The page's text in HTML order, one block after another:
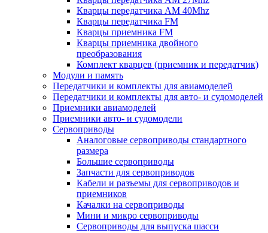
Кварцы передатчика AM 40Mhz
Кварцы передатчика FM
Кварцы приемника FM
Кварцы приемника двойного
преобразования
Комплект кварцев (приемник и передатчик)
Модули и память
Передатчики и комплекты для авиамоделей
Передатчики и комплекты для авто- и судомоделей
Приемники авиамоделей
Приемники авто- и судомодели
Сервоприводы
Аналоговые сервоприводы стандартного
размера
Большие сервоприводы
Запчасти для сервоприводов
Кабели и разъемы для сервоприводов и
приемников
Качалки на сервоприводы
Мини и микро сервоприводы
Сервоприводы для выпуска шасси